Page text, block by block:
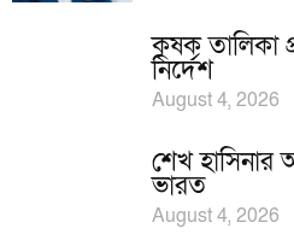
কৃষক তালিকা
নির্দেশ
August 4, 2026
শেখ হাসিনার
ভারত
August 4, 2026